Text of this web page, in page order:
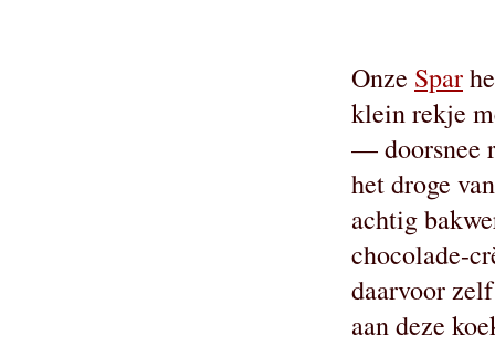
Onze Spar
klein rekje
— doorsnee
het droge
achtig
chocolade-
daarvoor
aan deze